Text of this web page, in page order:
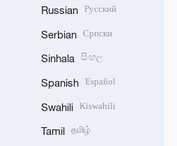
Russian Русский
Serbian Српски
Sinhala සිංහල
Spanish Español
Swahili Kiswahili
Tamil தமிழ்